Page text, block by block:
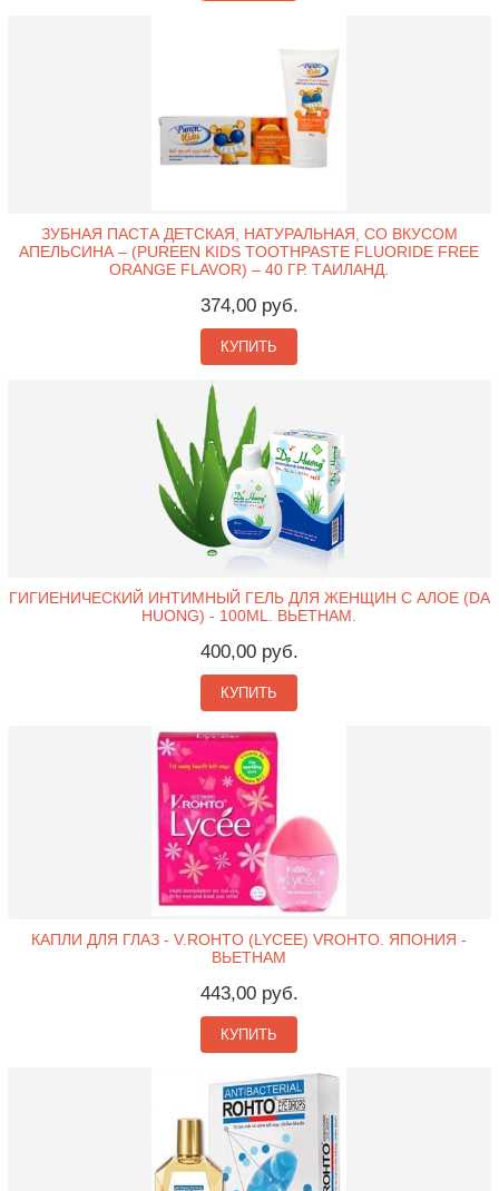
ЗУБНАЯ ПАСТА ДЕТСКАЯ, НАТУРАЛЬНАЯ, СО ВКУСОМ
АПЕЛЬСИНА – (PUREEN KIDS TOOTHPASTE FLUORIDE FREE
ORANGE FLAVOR) – 40 ГР. ТАИЛАНД.
374,00 руб.
КУПИТЬ
ГИГИЕНИЧЕСКИЙ ИНТИМНЫЙ ГЕЛЬ ДЛЯ ЖЕНЩИН С АЛОЕ (DA
HUONG) - 100ML. ВЬЕТНАМ.
400,00 руб.
КУПИТЬ
КАПЛИ ДЛЯ ГЛАЗ - V.ROHTO (LYCEE) VROHTO. ЯПОНИЯ -
ВЬЕТНАМ
443,00 руб.
КУПИТЬ